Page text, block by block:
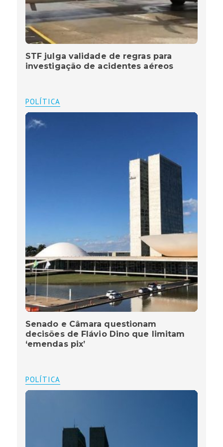
STF julga validade de regras para
investigação de acidentes aéreos
POLÍTICA
Senado e Câmara questionam
decisões de Flávio Dino que limitam
‘emendas pix’
POLÍTICA